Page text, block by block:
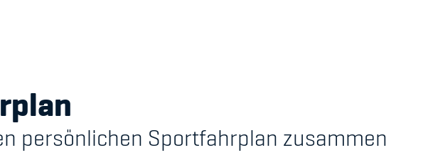
Fairplay
Blog
persönlichen Sportfahrplan zusammen